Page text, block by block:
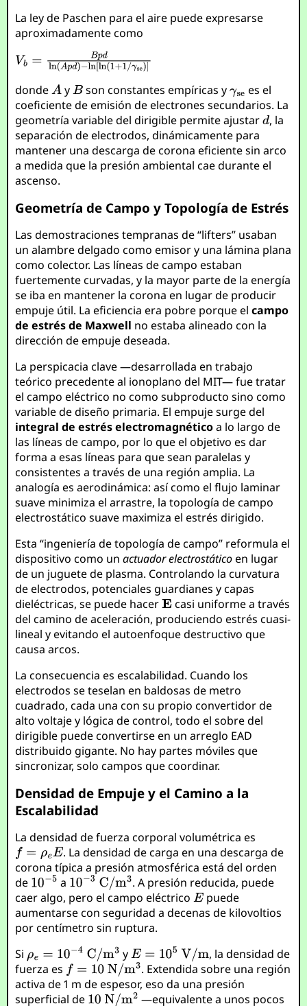
La ley de Paschen para el aire puede expresarse
aproximadamente como
donde y son constantes empíricas y
es el
coeficiente de emisión de electrones secundarios. La
geometría variable del dirigible permite ajustar , la
separación de electrodos, dinámicamente para
mantener una descarga de corona eficiente sin arco
a medida que la presión ambiental cae durante el
ascenso.
Geometría de Campo y Topología de Estrés
Las demostraciones tempranas de “lifters” usaban
un alambre delgado como emisor y una lámina plana
como colector. Las líneas de campo estaban
fuertemente curvadas, y la mayor parte de la energía
se iba en mantener la corona en lugar de producir
empuje útil. La eficiencia era pobre porque elcampo
de estrés de Maxwell no estaba alineado con la
dirección de empuje deseada.
La perspicacia clave —desarrollada en trabajo
teórico precedente al ionoplano del MIT— fue tratar
el campo eléctrico no como subproducto sino como
variable de diseño primaria. El empuje surge del
integral de estrés electromagnéticoa lo largo de
las líneas de campo, por lo que el objetivo es dar
forma a esas líneas para que sean paralelas y
consistentes a través de una región amplia. La
analogía es aerodinámica: así como el flujo laminar
suave minimiza el arrastre, la topología de campo
electrostático suave maximiza el estrés dirigido.
Esta “ingeniería de topología de campo” reformula el
dispositivo como unactuador electrostáticoen lugar
de un juguete de plasma. Controlando la curvatura
de electrodos, potenciales guardianes y capas
dieléctricas, se puede hacer
casi uniforme a través
del camino de aceleración, produciendo estrés cuasi-
lineal y evitando el autoenfoque destructivo que
causa arcos.
La consecuencia es escalabilidad. Cuando los
electrodos se teselan en baldosas de metro
cuadrado, cada una con su propio convertidor de
alto voltaje y lógica de control, todo el sobre del
dirigible puede convertirse en un arreglo EAD
distribuido gigante. No hay partes móviles que
sincronizar, solo campos que coordinar.
Densidad de Empuje y el Camino a la
Escalabilidad
La densidad de fuerza corporal volumétrica es
. La densidad de carga en una descarga de
corona típica a presión atmosférica está del orden
de
a
. A presión reducida, puede
caer algo, pero el campo eléctrico
puede
aumentarse con seguridad a decenas de kilovoltios
por centímetro sin ruptura.
Si
y
, la densidad de
fuerza es
. Extendida sobre una región
activa de 1 m de espesor, eso da una presión
superficial de
—equivalente a unos pocos